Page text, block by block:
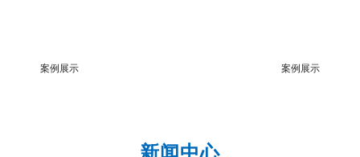
案例展示 案例展示
新闻中心